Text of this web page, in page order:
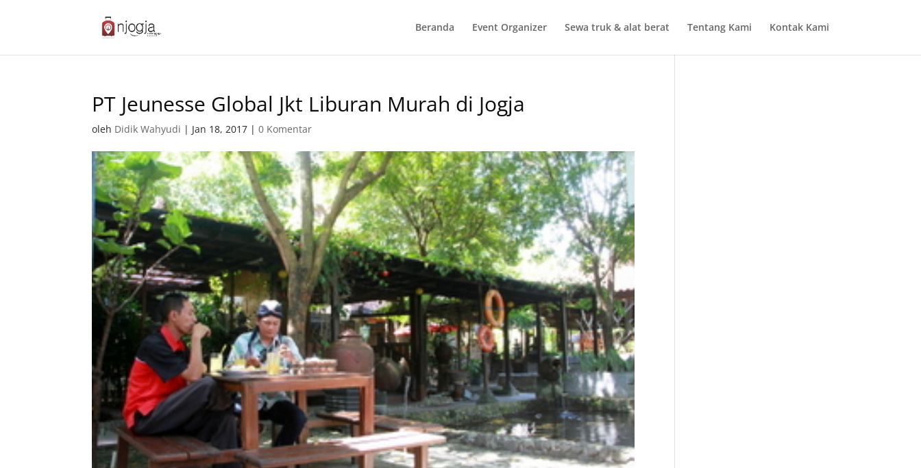
Beranda Event Organizer Sewa truk & alat berat Tentang Kami Kontak Kami
PT Jeunesse Global Jkt Liburan Murah di Jogja
oleh Didik Wahyudi | Jan 18, 2017 |0 Komentar